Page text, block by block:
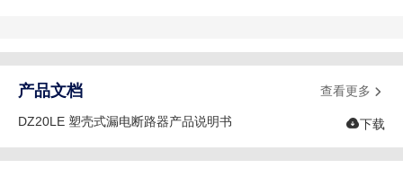
产品文档 查看更多 
DZ20LE 塑壳式漏电断路器产品说明书 下载